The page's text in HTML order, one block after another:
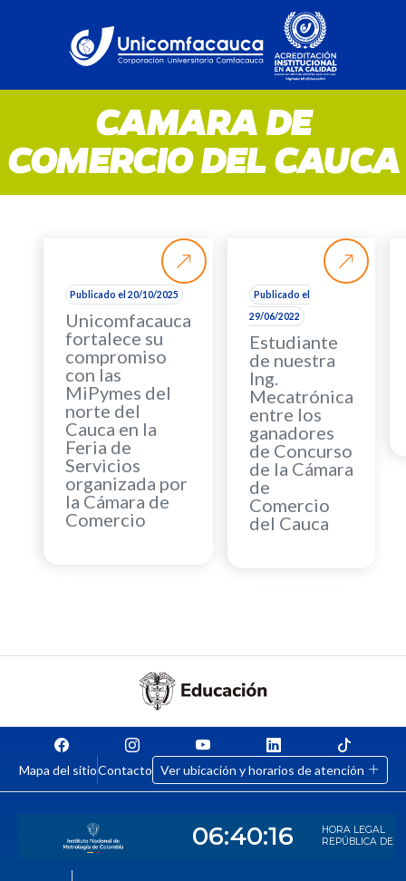
CAMARA DE
COMERCIO DEL CAUCA
Publicado el 20/10/2025
Unicomfacauca
fortalece su
compromiso
con las
MiPymes del
norte del
Cauca en la
Feria de
Servicios
organizada por
la Cámara de
Comercio
Publicado el
29/06/2022
Estudiante
de nuestra
Ing.
Mecatrónica
entre los
ganadores
de Concurso
de la Cámara
de
Comercio
del Cauca
Mapa del sitioContacto Ver ubicación y horarios de atención